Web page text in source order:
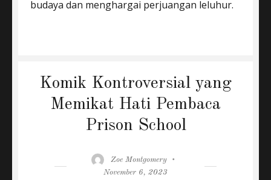
budaya dan menghargai perjuangan leluhur.
Komik Kontroversial yang
Memikat Hati Pembaca
Prison School
Author
Zoe Montgomery
November 6, 2023